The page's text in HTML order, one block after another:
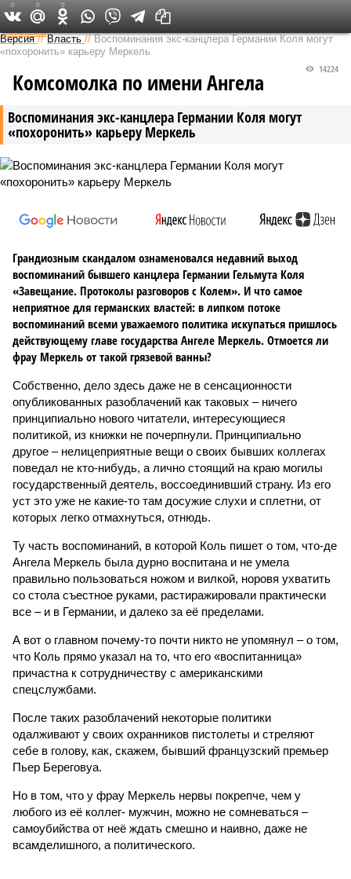
Федеральный выпуск
Версия //Власть //Воспоминания экс-канцлера Германии Коля могут
«похоронить» карьеру Меркель
Воспоминания экс-канцлера Германии Коля могут
«похоронить» карьеру Меркель
14224
Комсомолка по имени Ангела
Грандиозным скандалом ознаменовался недавний выход
воспоминаний бывшего канцлера Германии Гельмута Коля
«Завещание. Протоколы разговоров с Колем». И что самое
неприятное для германских властей: в липком потоке
воспоминаний всеми уважаемого политика искупаться пришлось
действующему главе государства Ангеле Меркель. Отмоется ли
фрау Меркель от такой грязевой ванны?
Собственно, дело здесь даже не в сенсационности
опубликованных разоблачений как таковых – ничего
принципиально нового читатели, интересующиеся
политикой, из книжки не почерпнули. Принципиально
другое – нелицеприятные вещи о своих бывших коллегах
поведал не кто-нибудь, а лично стоящий на краю могилы
государственный деятель, воссоединивший страну. Из его
уст это уже не какие-то там досужие слухи и сплетни, от
которых легко отмахнуться, отнюдь.
Ту часть воспоминаний, в которой Коль пишет о том, что-де
Ангела Меркель была дурно воспитана и не умела
правильно пользоваться ножом и вилкой, норовя ухватить
со стола съестное руками, растиражировали практически
все – и в Германии, и далеко за её пределами.
А вот о главном почему-то почти никто не упомянул – о том,
что Коль прямо указал на то, что его «воспитанница»
причастна к сотрудничеству с американскими
спецслужбами.
После таких разоблачений некоторые политики
одалживают у своих охранников пистолеты и стреляют
себе в голову, как, скажем, бывший французский премьер
Пьер Береговуа.
Но в том, что у фрау Меркель нервы покрепче, чем у
любого из её коллег- мужчин, можно не сомневаться –
самоубийства от неё ждать смешно и наивно, даже не
всамделишного, а политического.
0 0 0